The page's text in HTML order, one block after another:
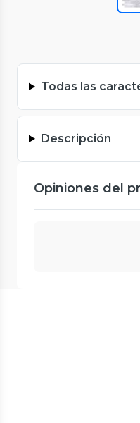
Todas las
Descripción
Opiniones del